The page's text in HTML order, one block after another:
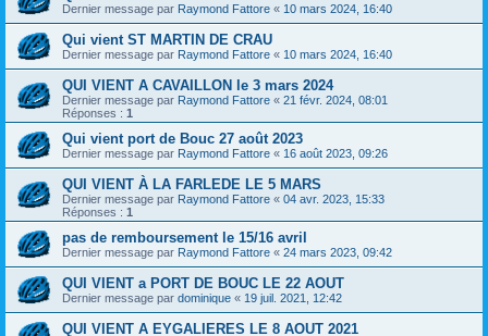
Dernier message par Raymond Fattore « 10 mars 2024, 16:40
Qui vient ST MARTIN DE CRAU
Dernier message par Raymond Fattore « 10 mars 2024, 16:40
QUI VIENT A CAVAILLON le 3 mars 2024
Dernier message par Raymond Fattore « 21 févr. 2024, 08:01
Réponses : 1
Qui vient port de Bouc 27 août 2023
Dernier message par Raymond Fattore « 16 août 2023, 09:26
QUI VIENT À LA FARLEDE LE 5 MARS
Dernier message par Raymond Fattore « 04 avr. 2023, 15:33
Réponses : 1
pas de remboursement le 15/16 avril
Dernier message par Raymond Fattore « 24 mars 2023, 09:42
QUI VIENT a PORT DE BOUC LE 22 AOUT
Dernier message par dominique « 19 juil. 2021, 12:42
QUI VIENT A EYGALIERES LE 8 AOUT 2021